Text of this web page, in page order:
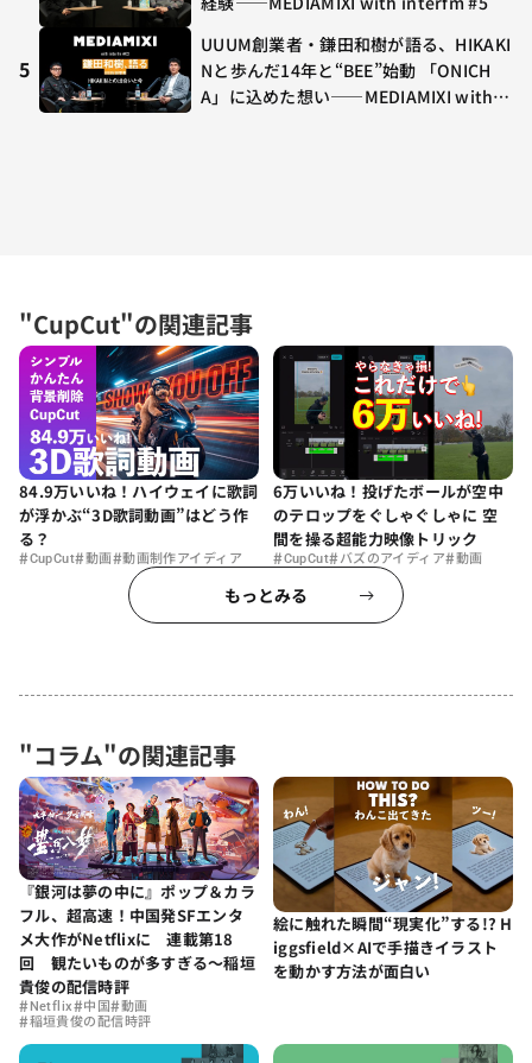
"CupCut"の関連記事
84.9万いいね！ハイウェイに歌詞
が浮かぶ“3D歌詞動画”はどう作
る？
#CupCut#動画#動画制作アイディア
6万いいね！投げたボールが空中
のテロップをぐしゃぐしゃに 空
間を操る超能力映像トリック
#CupCut#バズのアイディア#動画
もっとみる
"コラム"の関連記事
『銀河は夢の中に』ポップ＆カラ
フル、超高速！中国発SFエンタ
メ大作がNetflixに 連載第18
回 観たいものが多すぎる～稲垣
貴俊の配信時評
# Netflix#中国#動画
#稲垣貴俊の配信時評
絵に触れた瞬間“現実化”する!? H
iggsfield×AIで手描きイラスト
を動かす方法が面白い
5
UUUM創業者・鎌田和樹が語る、HIKAKI
Nと歩んだ14年と“BEE”始動 「ONICH
A」に込めた想い——MEDIAMIXI with in